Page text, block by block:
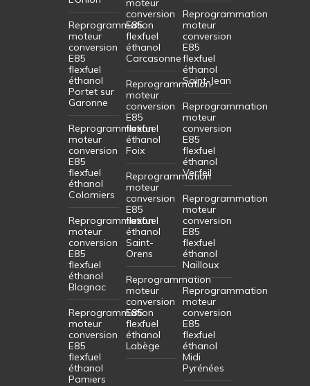
Reprogrammation
moteur
conversion
E85
flexfuel
éthanol
Portet sur
Garonne
Reprogrammation
moteur
conversion
E85
flexfuel
éthanol
Colomiers
Reprogrammation
moteur
conversion
E85
flexfuel
éthanol
Blagnac
Reprogrammation
moteur
conversion
E85
flexfuel
éthanol
Pamiers
moteur
conversion
E85
flexfuel
éthanol
Carcasonne
Reprogrammation
moteur
conversion
E85
flexfuel
éthanol
Foix
Reprogrammation
moteur
conversion
E85
flexfuel
éthanol
Saint-
Orens
Reprogrammation
moteur
conversion
E85
flexfuel
éthanol
Labège
Reprogrammation
moteur
conversion
E85
flexfuel
éthanol
Saint-Jean
Reprogrammation
moteur
conversion
E85
flexfuel
éthanol
Verfeil
Reprogrammation
moteur
conversion
E85
flexfuel
éthanol
Nailloux
Reprogrammation
moteur
conversion
E85
flexfuel
éthanol
Midi
Pyrénées